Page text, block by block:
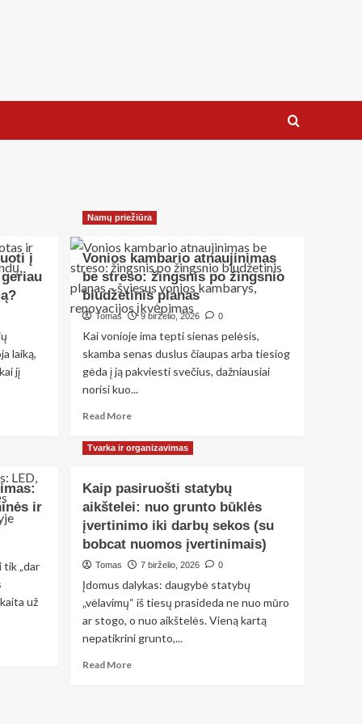
į
laiką,
jį
Namų priežiūra
Vonios kambario atnaujinimas
be streso: žingsnis po žingsnio
biudžetinis planas
Tomas 9 birželio, 2026 0
Kai vonioje ima tepti sienas pelėsis,
skamba senas duslus čiaupas arba tiesiog
gėda į ją pakviesti svečius, dažniausiai
norisi kuo...
Read MoreRead
about
atnaujinimas
be
streso:
po
žingsnio
biudžetinis
planas
ir
„dar
už
Tvarka ir organizavimas
Kaip pasiruošti statybų
aikštelei: nuo grunto būklės
įvertinimo iki darbų sekos (su
bobcat nuomos įvertinimais)
Tomas 7 birželio, 2026 0
Įdomus dalykas: daugybė statybų
„vėlavimų“ iš tiesų prasideda ne nuo mūro
ar stogo, o nuo aikštelės. Vieną kartą
nepatikrini grunto,...
Read MoreRead